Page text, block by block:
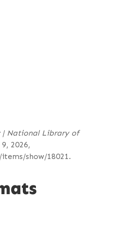
| National Library of
2026,
show/18021.